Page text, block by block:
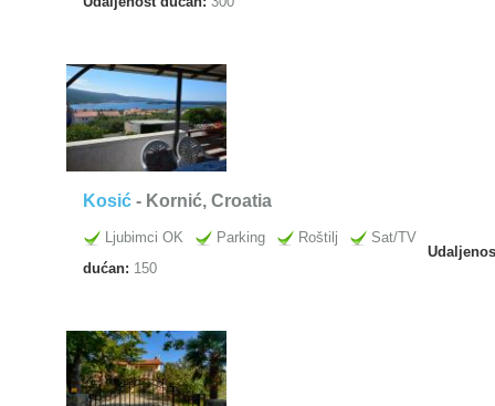
Kosić - Kornić, Croatia
Ljubimci OK Parking Roštilj
Sat/TV
dućan: 150